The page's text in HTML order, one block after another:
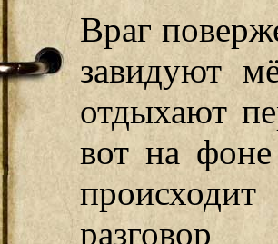
Враг
завидуют
отдыхают
вот на фоне